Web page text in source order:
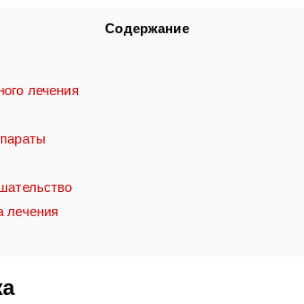
Содержание
лечения
лечения